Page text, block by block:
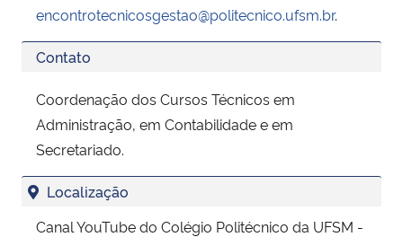
encontrotecnicosgestao@politecnico.ufsm.br.
Contato
Coordenação dos Cursos Técnicos em
Administração, em Contabilidade e em
Secretariado.
Localização
Canal YouTube do Colégio Politécnico da UFSM -